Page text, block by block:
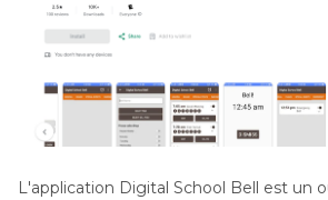
L'application Digital School Bell est un